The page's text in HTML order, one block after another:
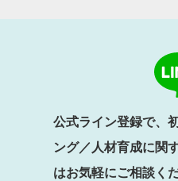
公式ライン登録で、
ング／人材育成に関
はお気軽にご相談く